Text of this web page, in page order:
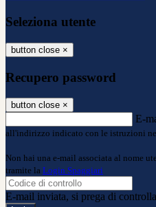
Seleziona utente
button close ×
Recupero password
button close ×
E-
all'indirizzo indicato con le istruzioni
Non hai una e-mail associata al nome
tramite la Login Spaggiari
E-mail inviata, si prega di